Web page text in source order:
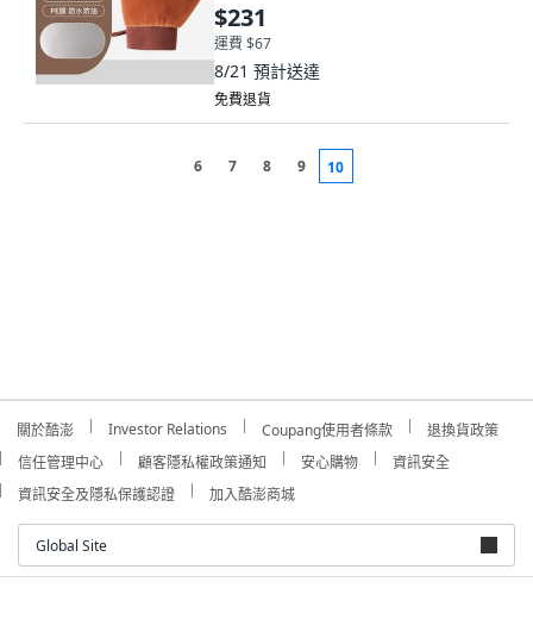
$231
運費 $67
8/21 預計送達
免費退貨
6 7 8 9 10
關於酷澎 Investor Relations Coupang使用者條款
退換貨政策
信任管理中心
顧客隱私權政策通知 安心購物
資訊安全
資訊安全及隱私保護認證
加入酷澎商城
Global Site